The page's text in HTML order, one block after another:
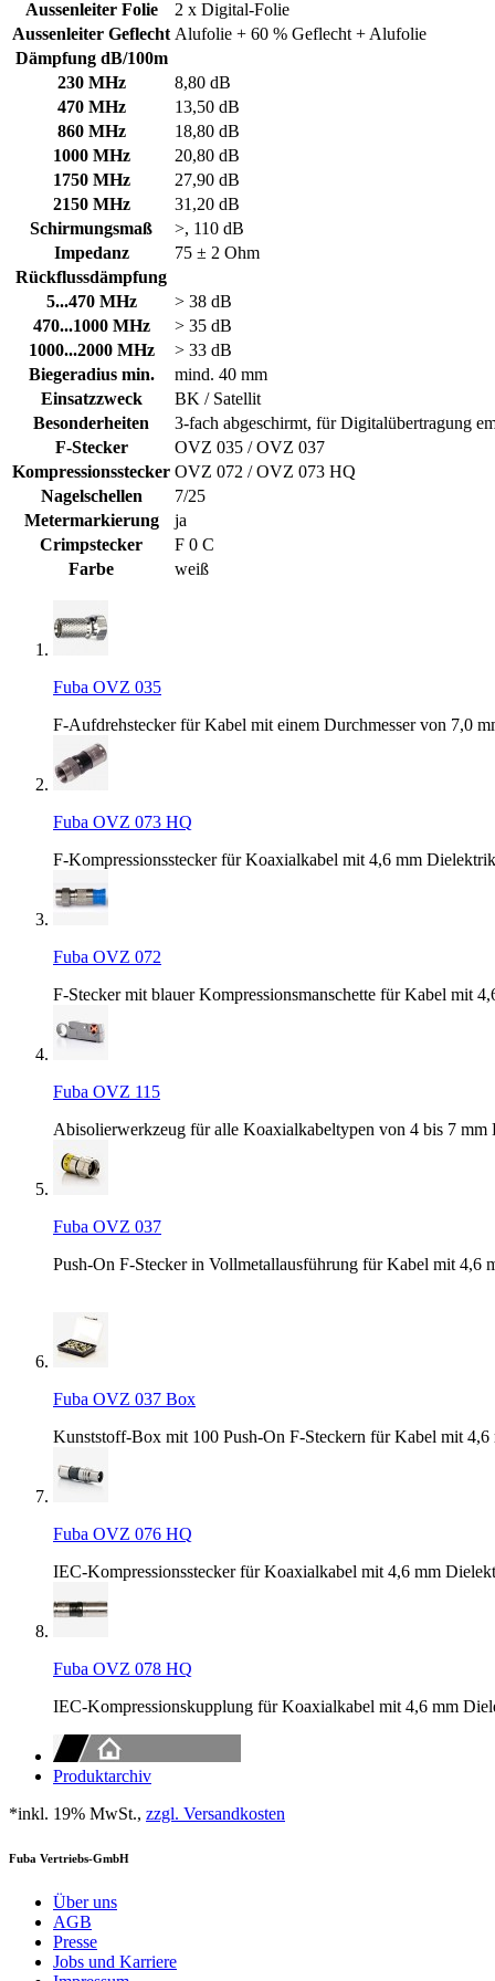
Aussenleiter Folie
2 x Digital-Folie
Aussenleiter Geflecht Alufolie + 60 % Geflecht + Alufolie
Dämpfung dB/100m
230 MHz
8,80 dB
470 MHz
13,50 dB
860 MHz
18,80 dB
1000 MHz
20,80 dB
1750 MHz
27,90 dB
2150 MHz
31,20 dB
Schirmungsmaß
>, 110 dB
Impedanz
75 ± 2 Ohm
Rückflussdämpfung
5...470 MHz
> 38 dB
470...1000 MHz
> 35 dB
1000...2000 MHz
> 33 dB
Biegeradius min.
mind. 40 mm
Einsatzzweck
BK / Satellit
Besonderheiten
3-fach abgeschirmt, für Digitalübertragung
F-Stecker
OVZ 035 / OVZ 037
Kompressionsstecker OVZ 072 / OVZ 073 HQ
Nagelschellen
7/25
Metermarkierung
ja
Crimpstecker
F 0 C
Farbe
weiß
Fuba OVZ 035
F-Aufdrehstecker für Kabel mit einem Durchmesser von 7,0
Fuba OVZ 073 HQ
F-Kompressionsstecker für Koaxialkabel mit 4,6 mm
Fuba OVZ 072
F-Stecker mit blauer Kompressionsmanschette für Kabel mit
Fuba OVZ 115
Abisolierwerkzeug für alle Koaxialkabeltypen von 4 bis 7 mm
Fuba OVZ 037
Push-On F-Stecker in Vollmetallausführung für Kabel mit 4,6
Fuba OVZ 037 Box
Kunststoff-Box mit 100 Push-On F-Steckern für Kabel mit
Fuba OVZ 076 HQ
IEC-Kompressionsstecker für Koaxialkabel mit 4,6 mm
Fuba OVZ 078 HQ
IEC-Kompressionskupplung für Koaxialkabel mit 4,6 mm
Produktarchiv
*inkl. 19% MwSt., zzgl. Versandkosten
Fuba Vertriebs-GmbH
Über uns
AGB
Presse
Jobs und Karriere